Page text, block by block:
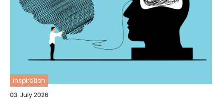
inspiration
03. July 2026